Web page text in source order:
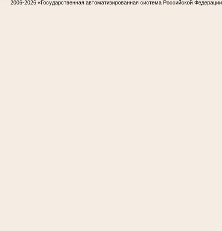
2006-2026 «Государственная автоматизированная система Российской